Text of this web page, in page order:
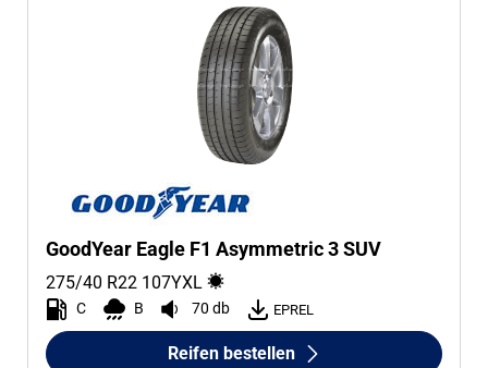
GoodYear Eagle F1 Asymmetric 3 SUV
275/40 R22 107YXL
C B 70 db EPREL
Reifen bestellen